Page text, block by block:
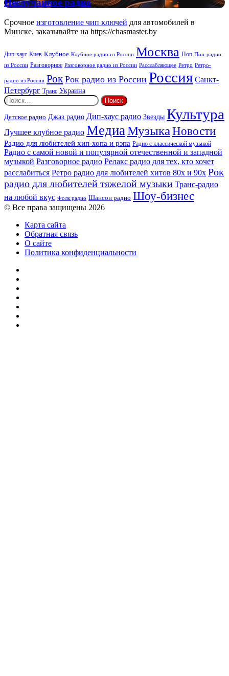
Rock
радио
Неслучайное радио
Срочное изготовление чип ключей для автомобилей в
Минске, заказывайте на https://chasmaster.by
Дип-хаус Киев Клубное Клубное радио из России Москва Поп Поп-радио
из России Разговорное Разговорное радио из России Расслабляющее Ретро Ретро-
радио из России Рок Рок радио из России Россия Санкт-
Петербург Транс Украина
Найти:
Детское радио Джаз радио Дип-хаус радио Звезды Культура
Лучшее клубное радио МедиаМузыкаНовости
Радио для любителей хип-хопа и рэпа Радио с классической музыкой
Радио с самой новой и популярной отечественной и западной
музыкой Разговорное радио Релакс радио для тех, кто хочет
расслабиться Ретро радио для любителей хитов 80х и 90х Рок
радио для любителей тяжелой музыки Транс-радио
на любой вкус Фолк радио Шансон радио Шоу-бизнес
© Все права защищены 2026
Карта сайта
Обратная связь
О сайте
Политика конфиденциальности